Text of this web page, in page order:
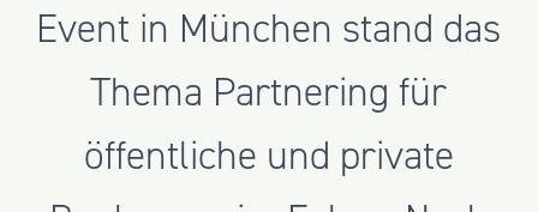
Event in München stand das
Thema Partnering für
öffentliche und private